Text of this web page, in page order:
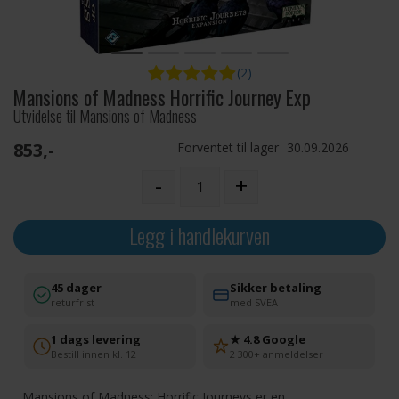
(2)
Mansions of Madness Horrific Journey Exp
Utvidelse til Mansions of Madness
853,- Forventet til lager 30.09.2026
- +
Legg i handlekurven
45 dager
returfrist
Sikker betaling
med SVEA
1 dags levering
Bestill innen kl. 12
★ 4.8 Google
2 300+ anmeldelser